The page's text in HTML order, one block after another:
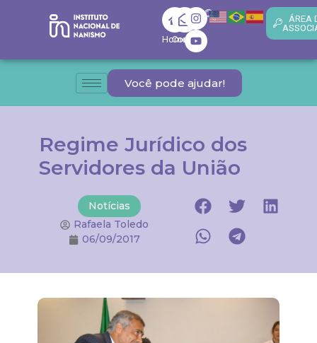
Home
Contato
ÁREA
Você pode ajudar!
Regime Jurídico dos
Servidores da União
Notícias
Rafaela Toledo
06/09/2017